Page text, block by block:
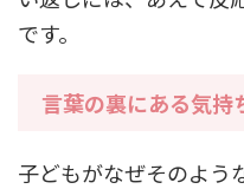
です。
言葉の裏にある気持
子どもがなぜそのよう